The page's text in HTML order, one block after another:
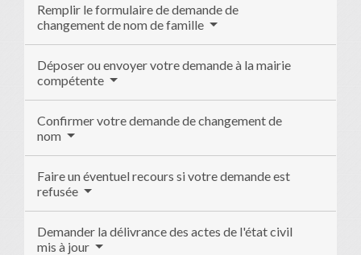
Remplir le formulaire de demande de
changement de nom de famille
Déposer ou envoyer votre demande à la mairie
compétente
Confirmer votre demande de changement de
nom
Faire un éventuel recours si votre demande est
refusée
Demander la délivrance des actes de l'état civil
mis à jour